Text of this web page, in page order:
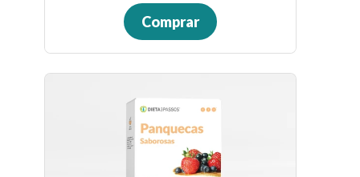
Comprar